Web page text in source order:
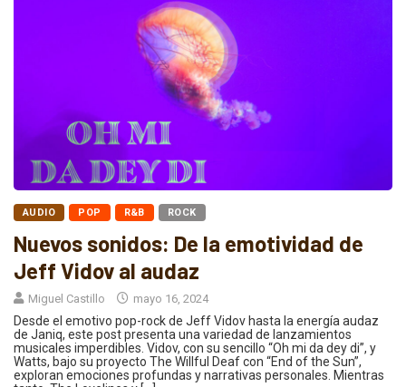
AUDIO POP R&B ROCK
Nuevos sonidos: De la emotividad de
Jeff Vidov al audaz
Miguel Castillo mayo 16, 2024
Desde el emotivo pop-rock de Jeff Vidov hasta la energía audaz
de Janiq, este post presenta una variedad de lanzamientos
musicales imperdibles. Vidov, con su sencillo “Oh mi da dey di”, y
Watts, bajo su proyecto The Willful Deaf con “End of the Sun”,
exploran emociones profundas y narrativas personales. Mientras